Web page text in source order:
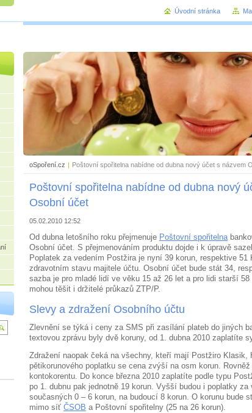
oSpoření.cz | Poštovní spořitelna nabídne od dubna nový účet s názvem
Poštovní spořitelna nabídne od dubna nový
Osobní účet
05.02.2010 12:52
Od dubna letošního roku přejmenuje Poštovní spořitelna
Osobní účet. S přejmenováním produktu dojde i k úpravě
Poplatek za vedením Postžira je nyní 39 korun, respektive
zdravotním stavu majitele účtu. Osobní účet bude stát 34,
sazba je pro mladé lidí ve věku 15 až 26 let a pro lidi starší
mohou těšit i držitelé průkazů ZTP/P.
Slevy a zdražení Osobního účtu
Zlevnění se týká i ceny za SMS při zasílání plateb do jiných
textovou zprávu byly dvě koruny, od 1. dubna 2010 zaplatíte
Zdražení naopak čeká na všechny, kteří mají Postžiro Klasik,
pětikorunového poplatku se cena zvýší na osm korun.
kontokorentu. Do konce března 2010 zaplatíte podle typu
po 1. dubnu pak jednotně 19 korun. Vyšší budou i poplatky
současných 0 – 6 korun, na budoucí 8 korun. O korunu bude
mimo síť ČSOB a Poštovní spořitelny (25 na 26 korun).
Úvodní stránka